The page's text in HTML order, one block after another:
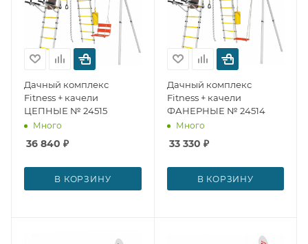
Дачный комплекс
Fitness + качели
ЦЕПНЫЕ № 24515
Много
36 840 ₽
В КОРЗИНУ
Дачный комплекс
Fitness + качели
ФАНЕРНЫЕ № 24514
Много
33 330 ₽
В КОРЗИНУ